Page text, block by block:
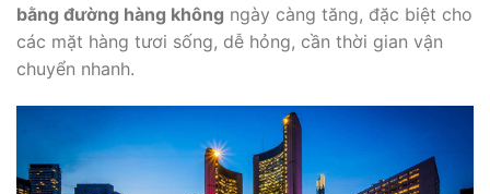
bằng đường hàng không ngày càng tăng, đặc biệt cho
các mặt hàng tươi sống, dễ hỏng, cần thời gian vận
chuyển nhanh.